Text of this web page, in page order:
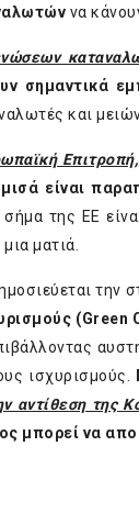
να
σημαντικά
και
Επιτροπή,
είναι
της ΕΕ
ματιά.
την
(Green
ισχυρισμούς.
αντίθεση της
μπορεί να